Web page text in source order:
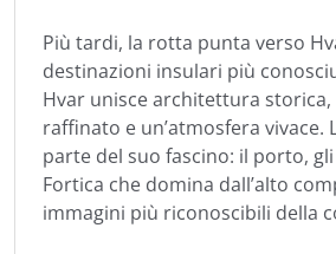
Più tardi, la rotta punta verso
destinazioni insulari più
Hvar unisce architettura
raffinato e un’atmosfera vivace.
parte del suo fascino: il porto,
Fortica che domina dall’alto
immagini più riconoscibili della